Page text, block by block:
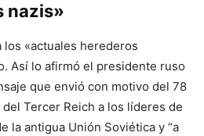
nazis»
los «actuales herederos
Así lo afirmó el presidente ruso
que envió con motivo del 78
Tercer Reich a los líderes de
la antigua Unión Soviética y “a